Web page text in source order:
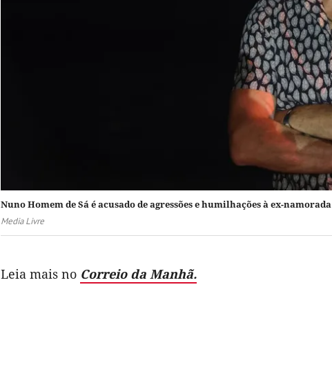
Nuno Homem de Sá é acusado de agressões e humilhações à ex-namorada
Media Livre
Leia mais no Correio da Manhã.